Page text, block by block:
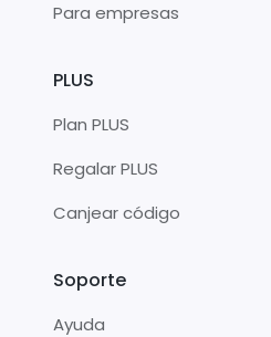
Para empresas
PLUS
Plan PLUS
Regalar PLUS
Canjear código
Soporte
Ayuda